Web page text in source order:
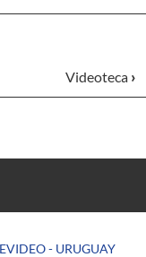
Videoteca ›
- URUGUAY